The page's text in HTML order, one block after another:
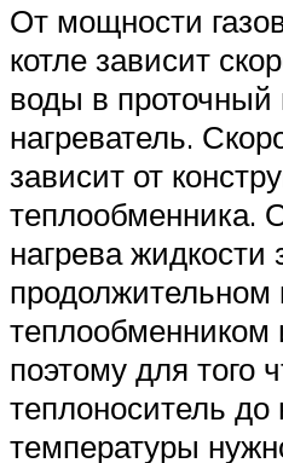
От мощности
котле зависит
воды в проточный
нагреватель.
зависит от
теплообменника.
нагрева жидкости
продолжительном
теплообменником
поэтому для того
теплоноситель
температуры